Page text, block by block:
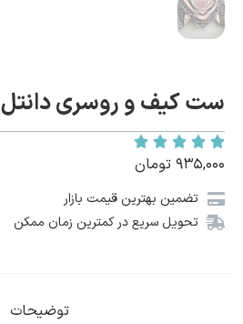
ست کیف و روسری دانتل
۹۳۵,۰۰۰ تومان
تضمین بهترین قیمت بازار
تحویل سریع در کمترین زمان ممکن
توضیحات